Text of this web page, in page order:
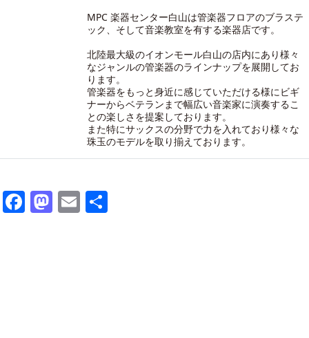
MPC 楽器センター白山は管楽器フロアのブラステ
ック、そして音楽教室を有する楽器店です。
北陸最大級のイオンモール白山の店内にあり様々
なジャンルの管楽器のラインナップを展開してお
ります。
管楽器をもっと身近に感じていただける様にビギ
ナーからベテランまで幅広い音楽家に演奏するこ
との楽しさを提案しております。
また特にサックスの分野で力を入れており様々な
珠玉のモデルを取り揃えております。
Facebook
Mastodon
Email